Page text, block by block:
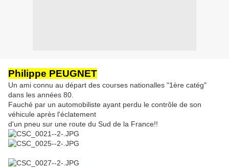
Philippe PEUGNET
Un ami connu au départ des courses nationalles "1ère catég"
dans les années 80.
Fauché par un automobiliste ayant perdu le contrôle de son
véhicule après l'éclatement
d'un pneu sur une route du Sud de la France!!